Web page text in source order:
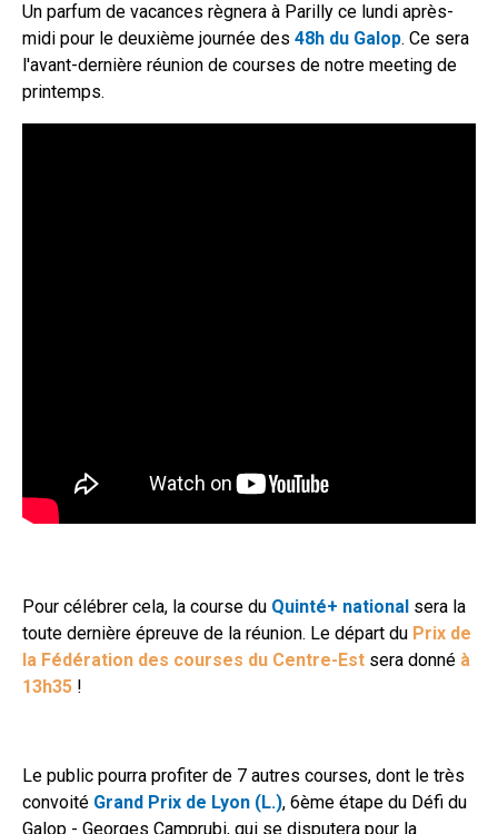
Un parfum de vacances règnera à Parilly ce lundi après-
midi pour le deuxième journée des 48h du Galop. Ce sera
l'avant-dernière réunion de courses de notre meeting de
printemps.
Pour célébrer cela, la course du Quinté+ national sera la
toute dernière épreuve de la réunion. Le départ du Prix de
la Fédération des courses du Centre-Est sera donné à
13h35 !
Le public pourra profiter de 7 autres courses, dont le très
convoité Grand Prix de Lyon (L.), 6ème étape du Défi du
Galop - Georges Camprubi, qui se disputera pour la